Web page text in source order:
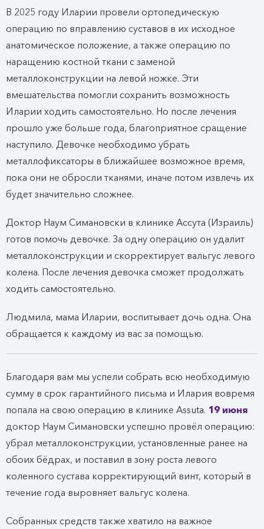
В 2025 году Иларии провели ортопедическую
операцию по вправлению суставов в их исходное
анатомическое положение, а также операцию по
наращению костной ткани с заменой
металлоконструкции на левой ножке. Эти
вмешательства помогли сохранить возможность
Иларии ходить самостоятельно. Но после лечения
прошло уже больше года, благоприятное сращение
наступило. Девочке необходимо убрать
металлофиксаторы в ближайшее возможное время,
пока они не обросли тканями, иначе потом извлечь их
будет значительно сложнее.
Доктор Наум Симановски в клинике Ассута (Израиль)
готов помочь девочке. За одну операцию он удалит
металлоконструкции и скорректирует вальгус левого
колена. После лечения девочка сможет продолжать
ходить самостоятельно.
Людмила, мама Иларии, воспитывает дочь одна. Она
обращается к каждому из вас за помощью.
Благодаря вам мы успели собрать всю необходимую
сумму в срок гарантийного письма и Илария вовремя
попала на свою операцию в клинике Assuta. 19 июня
доктор Наум Симановски успешно провёл операцию:
убрал металлоконструкции, установленные ранее на
обоих бёдрах, и поставил в зону роста левого
коленного сустава корректирующий винт, который в
течение года выровняет вальгус колена.
Собранных средств также хватило на важное